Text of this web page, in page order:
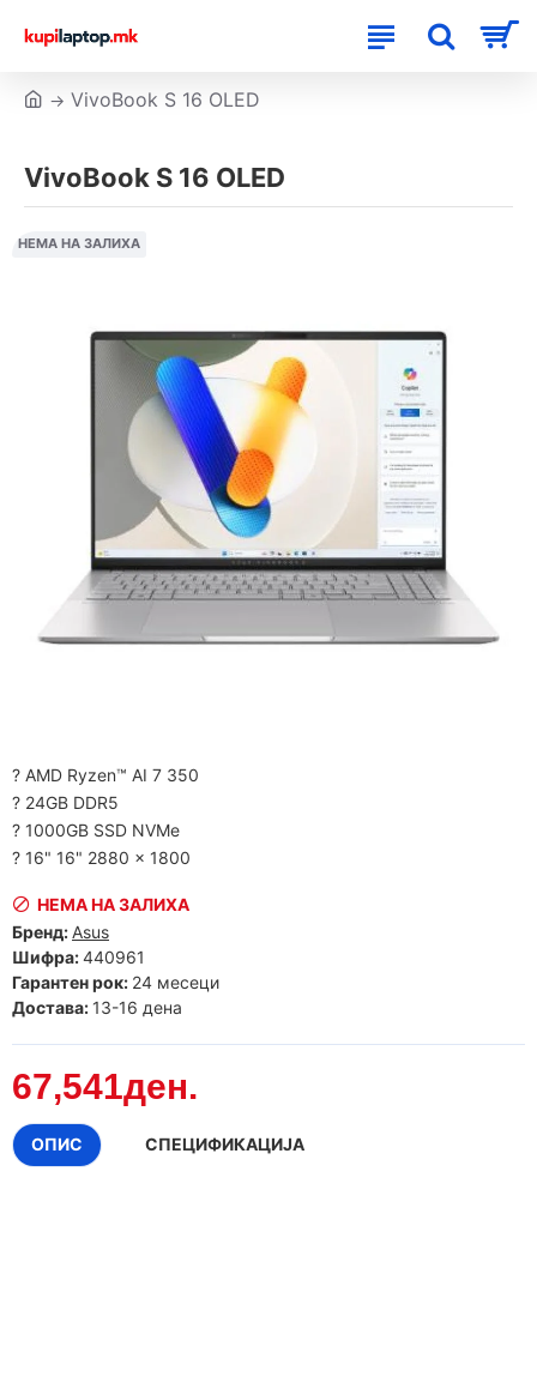
VivoBook S 16 OLED
VivoBook S 16 OLED
НЕМА НА ЗАЛИХА
? AMD Ryzen™ AI 7 350
? 24GB DDR5
? 1000GB SSD NVMe
? 16" 16" 2880 x 1800
67,541ден.
НЕМА НА ЗАЛИХА
Бренд: Asus
Шифра:440961
Гарантен рок: 24 месеци
Достава: 13-16 дена
ОПИС СПЕЦИФИКАЦИЈА